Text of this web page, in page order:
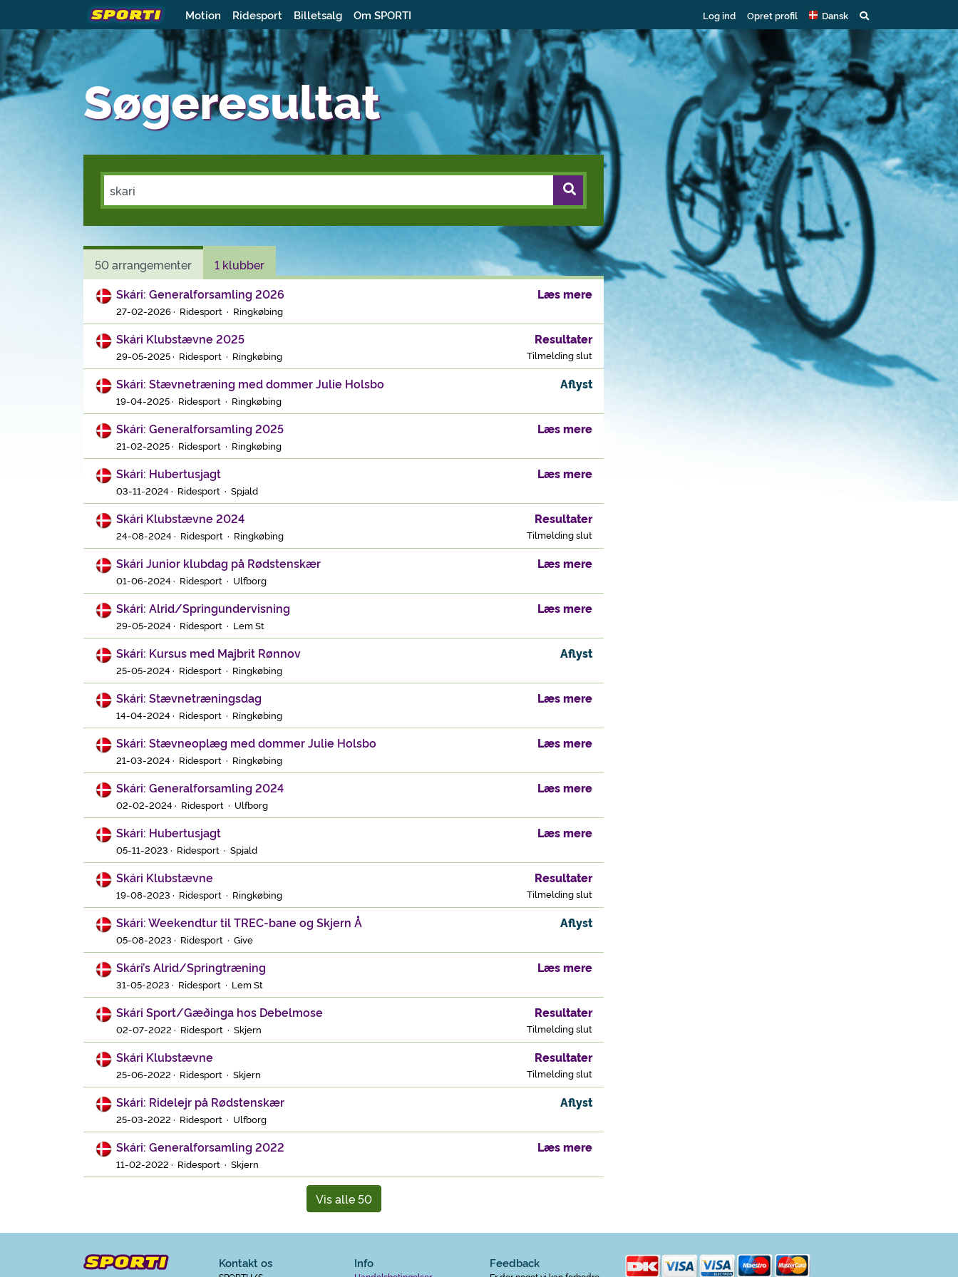
Motion Ridesport Billetsalg Om SPORTI Log ind Opret profil Dansk
Søgeresultat
50 arrangementer
1 klubber
Skári: Generalforsamling 2026
27-02-2026 · Ridesport · Ringkøbing
Læs mere
Skári Klubstævne 2025
29-05-2025 · Ridesport · Ringkøbing
Resultater
Tilmelding slut
Skári: Stævnetræning med dommer Julie Holsbo
19-04-2025 · Ridesport · Ringkøbing
Aflyst
Skári: Generalforsamling 2025
21-02-2025 · Ridesport · Ringkøbing
Læs mere
Skári: Hubertusjagt
03-11-2024 · Ridesport · Spjald
Læs mere
Skári Klubstævne 2024
24-08-2024 · Ridesport · Ringkøbing
Resultater
Tilmelding slut
Skári Junior klubdag på Rødstenskær
01-06-2024 · Ridesport · Ulfborg
Læs mere
Skári: Alrid/Springundervisning
29-05-2024 · Ridesport · Lem St
Læs mere
Skári: Kursus med Majbrit Rønnov
25-05-2024 · Ridesport · Ringkøbing
Aflyst
Skári: Stævnetræningsdag
14-04-2024 · Ridesport · Ringkøbing
Læs mere
Skári: Stævneoplæg med dommer Julie Holsbo
21-03-2024 · Ridesport · Ringkøbing
Læs mere
Skári: Generalforsamling 2024
02-02-2024 · Ridesport · Ulfborg
Læs mere
Skári: Hubertusjagt
05-11-2023 · Ridesport · Spjald
Læs mere
Skári Klubstævne
19-08-2023 · Ridesport · Ringkøbing
Resultater
Tilmelding slut
Skári: Weekendtur til TREC-bane og Skjern Å
05-08-2023 · Ridesport · Give
Aflyst
Skári’s Alrid/Springtræning
31-05-2023 · Ridesport · Lem St
Læs mere
Skári Sport/Gæðinga hos Debelmose
02-07-2022 · Ridesport · Skjern
Resultater
Tilmelding slut
Skári Klubstævne
25-06-2022 · Ridesport · Skjern
Resultater
Tilmelding slut
Skári: Ridelejr på Rødstenskær
25-03-2022 · Ridesport · Ulfborg
Aflyst
Skári: Generalforsamling 2022
11-02-2022 · Ridesport · Skjern
Læs mere
Vis alle 50
Kontakt os Info Feedback